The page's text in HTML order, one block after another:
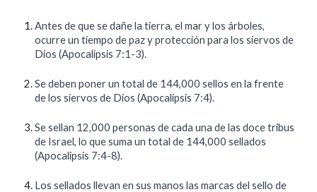
Antes de que se dañe la tierra, el mar y los árboles,
ocurre un tiempo de paz y protección para los siervos de
Dios (Apocalipsis 7:1-3).
Se deben poner un total de 144,000 sellos en la frente
de los siervos de Dios (Apocalipsis 7:4).
Se sellan 12,000 personas de cada una de las doce tribus
de Israel, lo que suma un total de 144,000 sellados
(Apocalipsis 7:4-8).
Los sellados llevan en sus manos las marcas del sello de